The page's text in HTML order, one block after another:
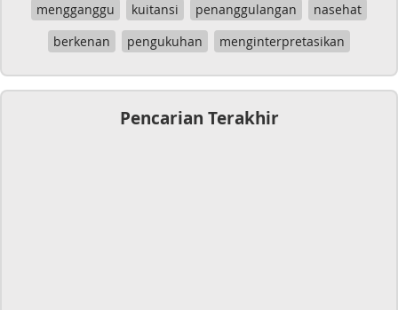
mengganggu
kuitansi penanggulangan
nasehat
berkenan
pengukuhan menginterpretasikan
Pencarian Terakhir